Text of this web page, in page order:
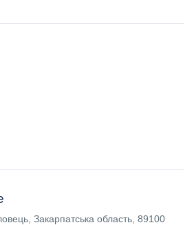
Закарпатська область, 89100